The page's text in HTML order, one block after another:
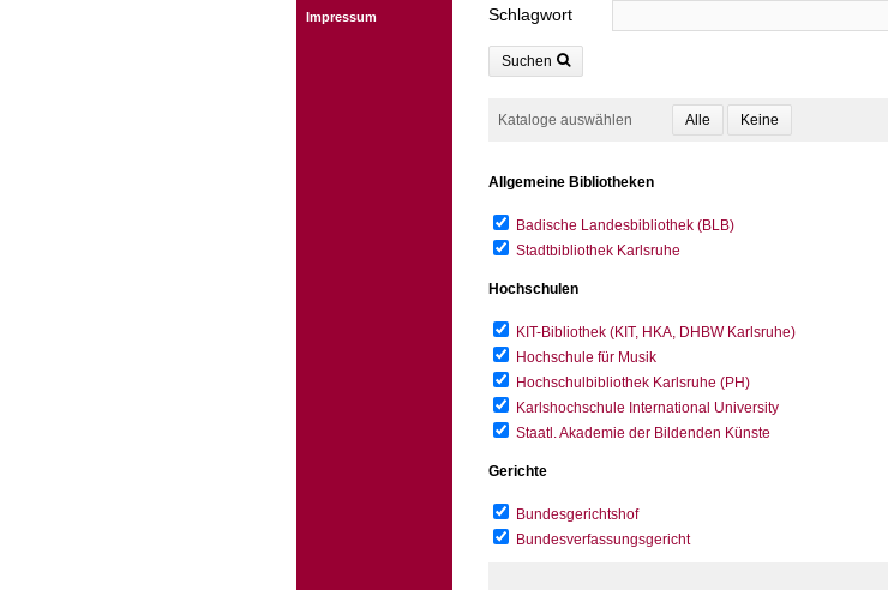
Impressum Schlagwort
Suchen
Kataloge auswählen
Allgemeine Bibliotheken
Badische Landesbibliothek (BLB)
Stadtbibliothek Karlsruhe
Hochschulen
KIT-Bibliothek (KIT, HKA, DHBW Karlsruhe)
Hochschule für Musik
Hochschulbibliothek Karlsruhe (PH)
Karlshochschule International University
Staatl. Akademie der Bildenden Künste
Gerichte
Bundesgerichtshof
Bundesverfassungsgericht